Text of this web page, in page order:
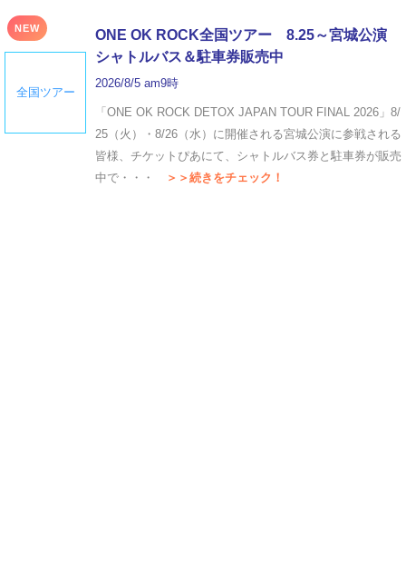
NEW
全国ツアー
ONE OK ROCK全国ツアー 8.25～宮城公演
シャトルバス＆駐車券販売中
2026/8/5 am9時
「ONE OK ROCK DETOX JAPAN TOUR FINAL 2026」8/
25（火）・8/26（水）に開催される宮城公演に参戦される
皆様、チケットぴあにて、シャトルバス券と駐車券が販売
中で・・・
＞＞続きをチェック！